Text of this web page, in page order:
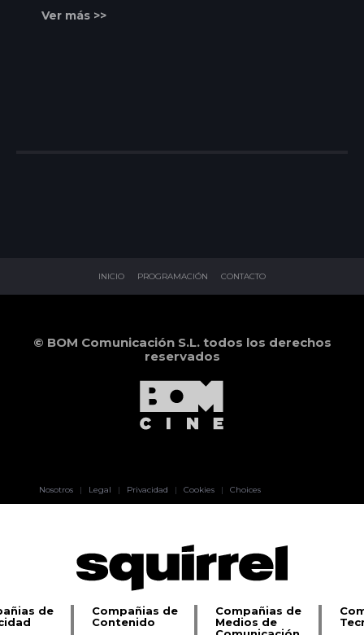
investigar un asunto relacionado con el tráfico
Ver más >>
INICIO PROGRAMACIÓN CONTACTO
© BOM Comunicación S.L. todos los derechos
reservados
Nosotros | Legal | Privacidad | Cookies | Choices
de
Compañias de
Contenido
Compañias de
Medios de